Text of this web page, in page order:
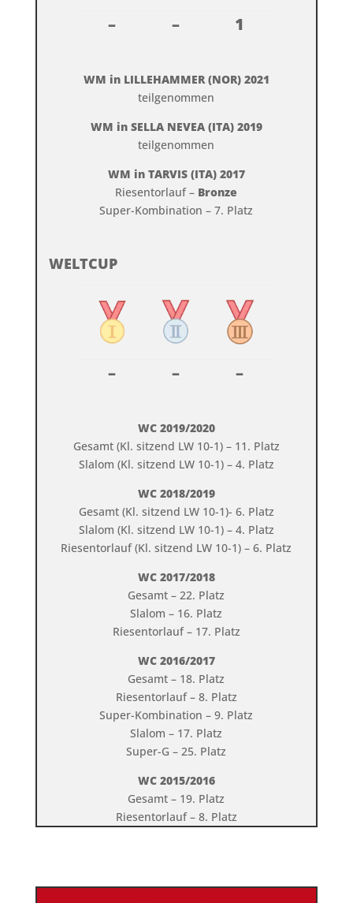
– – 1
WM in LILLEHAMMER (NOR) 2021
teilgenommen
WM in SELLA NEVEA (ITA) 2019
teilgenommen
WM in TARVIS (ITA) 2017
Riesentorlauf – Bronze
Super-Kombination – 7. Platz
WELTCUP
– – –
WC 2019/2020
Gesamt (Kl. sitzend LW 10-1) – 11. Platz
Slalom (Kl. sitzend LW 10-1) – 4. Platz
WC 2018/2019
Gesamt (Kl. sitzend LW 10-1)- 6. Platz
Slalom (Kl. sitzend LW 10-1) – 4. Platz
Riesentorlauf (Kl. sitzend LW 10-1) – 6. Platz
WC 2017/2018
Gesamt – 22. Platz
Slalom – 16. Platz
Riesentorlauf – 17. Platz
WC 2016/2017
Gesamt – 18. Platz
Riesentorlauf – 8. Platz
Super-Kombination – 9. Platz
Slalom – 17. Platz
Super-G – 25. Platz
WC 2015/2016
Gesamt – 19. Platz
Riesentorlauf – 8. Platz